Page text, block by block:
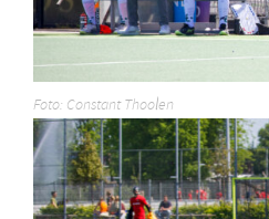
Foto: Constant Thoolen